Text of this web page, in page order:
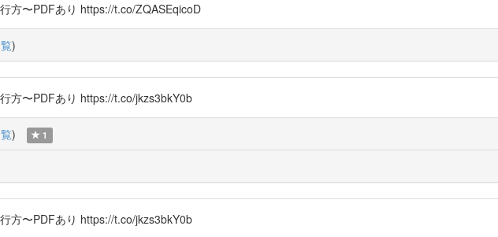
方〜PDFあり https://t.co/ZQASEqicoD
)
方〜PDFあり https://t.co/jkzs3bkY0b
) 1
方〜PDFあり https://t.co/jkzs3bkY0b